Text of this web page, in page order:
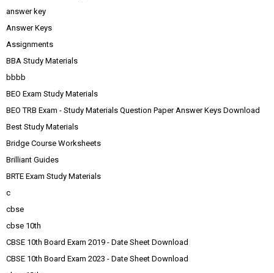
answer key
Answer Keys
Assignments
BBA Study Materials
bbbb
BEO Exam Study Materials
BEO TRB Exam - Study Materials Question Paper Answer Keys Download
Best Study Materials
Bridge Course Worksheets
Brilliant Guides
BRTE Exam Study Materials
c
cbse
cbse 10th
CBSE 10th Board Exam 2019 - Date Sheet Download
CBSE 10th Board Exam 2023 - Date Sheet Download